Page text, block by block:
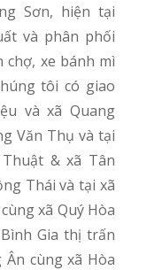
và phân phối
chợ, xe bánh mì
tôi có giao
và xã Quang
Văn Thụ và tại
& xã Tân
Thái và tại xã
xã Quý Hòa
Gia thị trấn
cùng xã Hòa